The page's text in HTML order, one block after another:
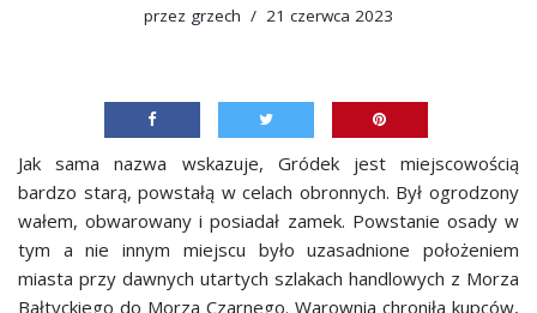
przez grzech 21 czerwca 2023
Jak sama nazwa wskazuje, Gródek jest miejscowością
bardzo starą, powstałą w celach obronnych. Był ogrodzony
wałem, obwarowany i posiadał zamek. Powstanie osady w
tym a nie innym miejscu było uzasadnione położeniem
miasta przy dawnych utartych szlakach handlowych z Morza
Bałtyckiego do Morza Czarnego. Warownia chroniła kupców,